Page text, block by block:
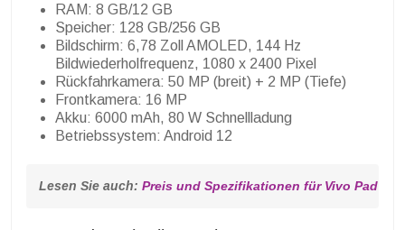
RAM: 8 GB/12 GB
Speicher: 128 GB/256 GB
Bildschirm: 6,78 Zoll AMOLED, 144 Hz
Bildwiederholfrequenz, 1080 x 2400 Pixel
Rückfahrkamera: 50 MP (breit) + 2 MP (Tiefe)
Frontkamera: 16 MP
Akku: 6000 mAh, 80 W Schnellladung
Betriebssystem: Android 12
Lesen Sie auch: Preis und Spezifikationen für Vivo Pad 3